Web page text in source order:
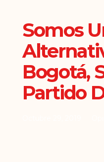
Somos
Bogotá,
Partido